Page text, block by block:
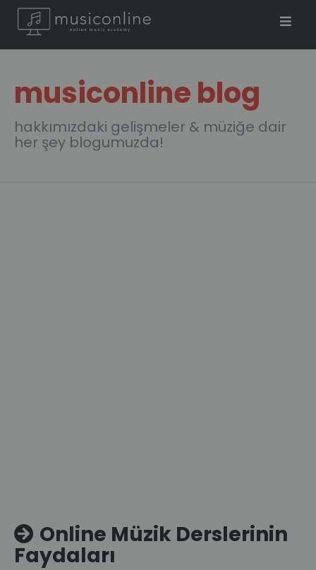
musiconline blog
hakkımızdaki gelişmeler & müziğe dair
her şey blogumuzda!
Online Müzik Derslerinin
Faydaları